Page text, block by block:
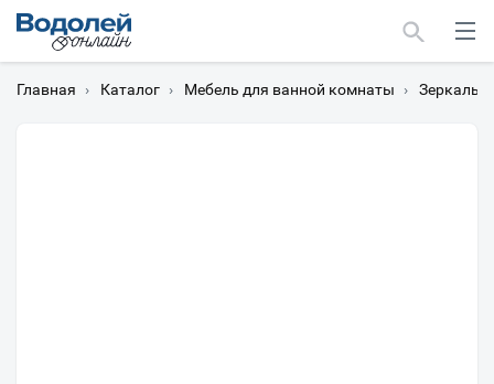
Главная › Каталог › Мебель для ванной комнаты ›